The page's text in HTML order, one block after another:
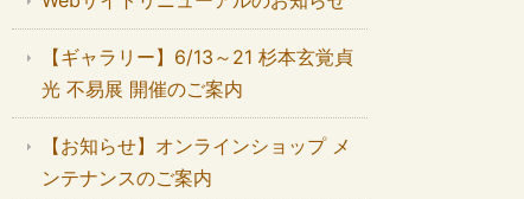
【ギャラリー】6/13～21 杉本玄覚貞
光 不易展 開催のご案内
【お知らせ】オンラインショップ メ
ンテナンスのご案内